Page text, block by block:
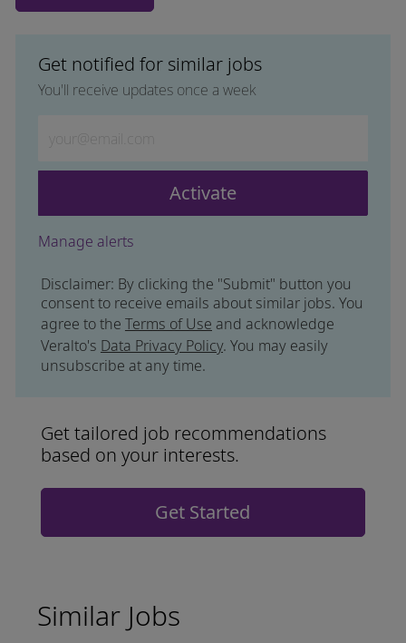
Get notified for similar jobs
You'll receive updates once a week
Activate
Manage alerts
Disclaimer: By clicking the "Submit" button you
consent to receive emails about similar jobs. You
agree to the Terms of Use and acknowledge
Veralto's Data Privacy Policy. You may easily
unsubscribe at any time.
Get tailored job recommendations
based on your interests.
Get Started
Similar Jobs